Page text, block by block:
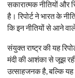
सकारात्मक नीतियों और
है। रिपोर्ट ने भारत के
कि इन नीतियों से आने
संयुक्त राष्ट्र की यह
मंदी की आशंका से जूझ
उत्साहजनक है, बल्कि यह